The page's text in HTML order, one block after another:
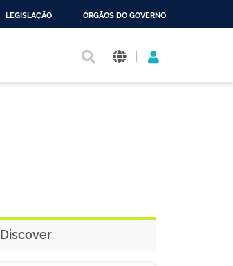
LEGISLAÇÃO ÓRGÃOS DO GOVERNO
|
Discover